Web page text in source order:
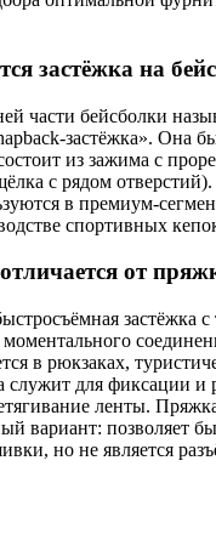
застёжка на
части бейсболки
застёжка». Она
из зажима с
с рядом
в премиум-
спортивных
от
застёжка
в рюкзаках,
для фиксации и
ленты.
вариант: позволяет
но не является